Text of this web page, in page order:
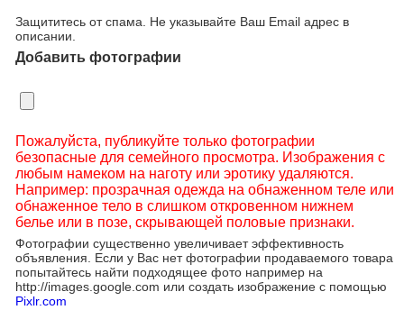
Защититесь от спама. Не указывайте Ваш Email адрес в
описании.
Добавить фотографии
Пожалуйста, публикуйте только фотографии
безопасные для семейного просмотра. Изображения с
любым намеком на наготу или эротику удаляются.
Например: прозрачная одежда на обнаженном теле или
обнаженное тело в слишком откровенном нижнем
белье или в позе, скрывающей половые признаки.
Фотографии существенно увеличивает эффективность
объявления. Если у Вас нет фотографии продаваемого товара
попытайтесь найти подходящее фото например на
http://images.google.com или создать изображение с помощью
Pixlr.com